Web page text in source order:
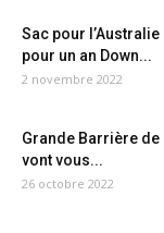
Sac pour
pour un an Down...
2 novembre 2022
Grande Barrière
vont vous...
26 octobre 2022